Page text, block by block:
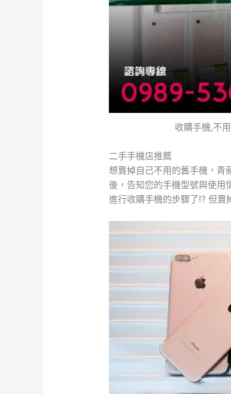
收購手機,不
二手手機店推薦
想賣掉自己不用的舊手機，青
後，告知您的手機型號與使用
進行收購手機的步驟了!? 但賣